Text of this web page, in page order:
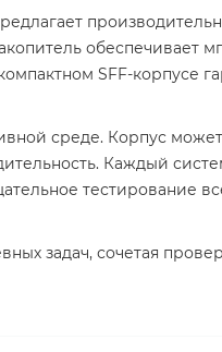
обеспечивает
SFF-корпусе
среде. Корпус
Каждый
тестирование
задач, сочетая